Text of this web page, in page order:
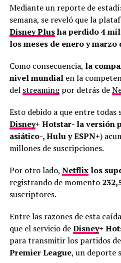
Mediante un reporte de
semana, se reveló que la
Disney Plusha perdido 4
los meses de enero y marzo
Como consecuencia, la
nivel mundial en la
del streamingpor detrás de
Esto debido a que entre todas
Disney+ Hotstar- la versión
asiático-, Hulu y ESPN+)
millones de suscripciones.
Por otro lado, Netflixlos
registrando de momento
suscriptores.
Entre las razones de esta
que el servicio deDisney+
para transmitir los partidos
Premier League, un deporte